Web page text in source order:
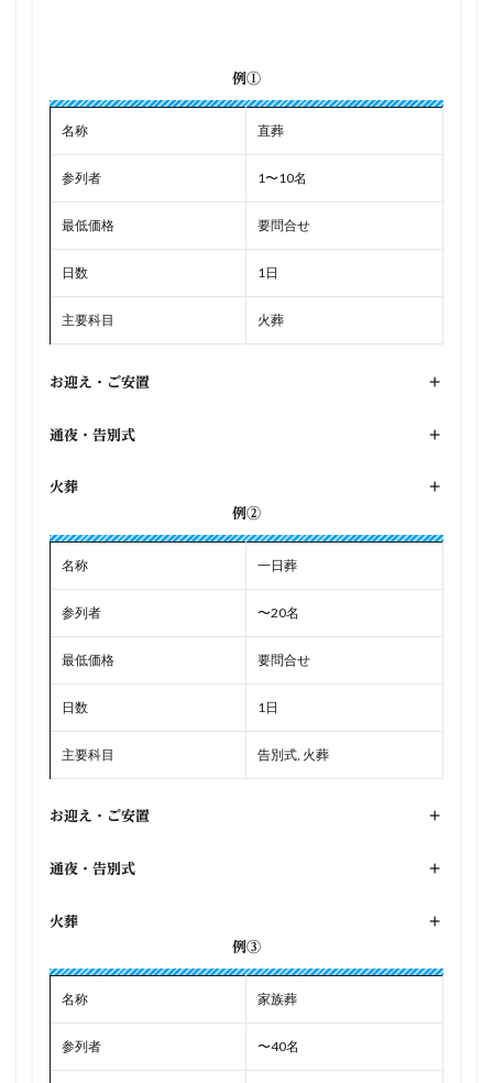
例①
名称 直葬
参列者 1〜10名
最低価格 要問合せ
日数 1日
主要科目 火葬
お迎え・ご安置 +
通夜・告別式 +
火葬
+
例②
名称 一日葬
参列者 〜20名
最低価格 要問合せ
日数 1日
主要科目 告別式, 火葬
お迎え・ご安置 +
通夜・告別式 +
火葬
+
例③
名称 家族葬
参列者 〜40名